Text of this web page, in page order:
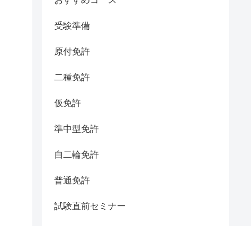
受験準備
原付免許
二種免許
仮免許
準中型免許
自二輪免許
普通免許
試験直前セミナー